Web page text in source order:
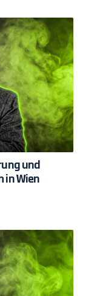
und
in Wien